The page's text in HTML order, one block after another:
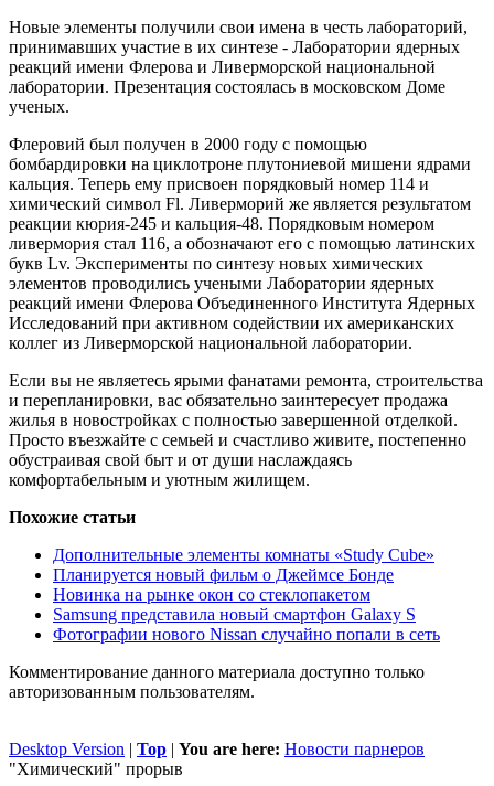
Новые элементы получили свои имена в честь лабораторий,
принимавших участие в их синтезе - Лаборатории ядерных
реакций имени Флерова и Ливерморской национальной
лаборатории. Презентация состоялась в московском Доме
ученых.
Флеровий был получен в 2000 году с помощью
бомбардировки на циклотроне плутониевой мишени ядрами
кальция. Теперь ему присвоен порядковый номер 114 и
химический символ Fl. Ливерморий же является результатом
реакции кюрия-245 и кальция-48. Порядковым номером
ливермория стал 116, а обозначают его с помощью латинских
букв Lv. Эксперименты по синтезу новых химических
элементов проводились учеными Лаборатории ядерных
реакций имени Флерова Объединенного Института Ядерных
Исследований при активном содействии их американских
коллег из Ливерморской национальной лаборатории.
Если вы не являетесь ярыми фанатами ремонта, строительства
и перепланировки, вас обязательно заинтересует продажа
жилья в новостройках с полностью завершенной отделкой.
Просто въезжайте с семьей и счастливо живите, постепенно
обустраивая свой быт и от души наслаждаясь
комфортабельным и уютным жилищем.
Похожие статьи
Дополнительные элементы комнаты «Study Cube»
Планируется новый фильм о Джеймсе Бонде
Новинка на рынке окон со стеклопакетом
Samsung представила новый смартфон Galaxy S
Фотографии нового Nissan случайно попали в сеть
Комментирование данного материала доступно только
авторизованным пользователям.
Desktop Version | Top | You are here: Новости парнеров
"Химический" прорыв